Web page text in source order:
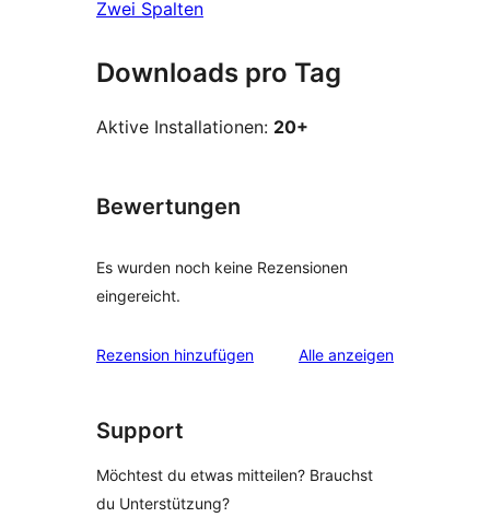
Zwei Spalten
Downloads pro Tag
Aktive Installationen: 20+
Bewertungen
Es wurden noch keine Rezensionen
eingereicht.
Rezension hinzufügen Alle Rezensionen
anzeigen
Support
Möchtest du etwas mitteilen? Brauchst
du Unterstützung?